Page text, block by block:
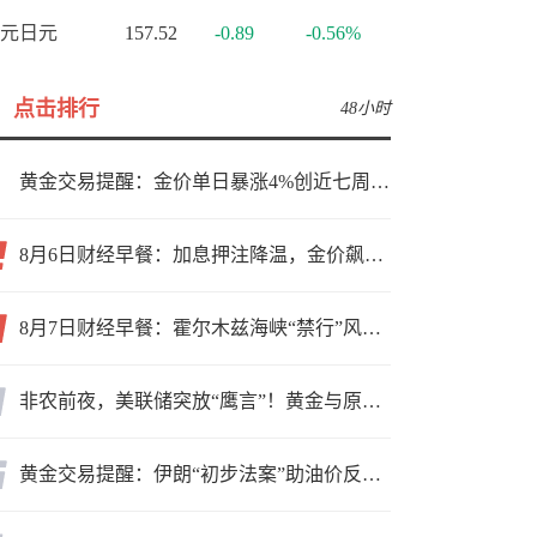
日元 157.52 -0.89 -0.56%
点击排行 48小时
黄金交易提醒：金价单日暴涨4%创近七周新高，加息预期降温叠加霍尔木兹“暂停信号”，牛市重启了？
8月6日财经早餐：加息押注降温，金价飙升至近两个月高位，地缘缓和预期，美油75关口拉锯
8月7日财经早餐：霍尔木兹海峡“禁行”风波再起，油价急涨金价承压，非农夜市场博弈加剧
非农前夜，美联储突放“鹰言”！黄金与原油为何联手反攻？
黄金交易提醒：伊朗“初步法案”助油价反弹逾3%，金价小幅承压，非农重磅来袭！